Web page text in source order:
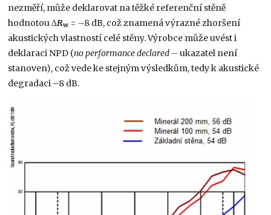
nezměří, může deklarovat na těžké referenční stěně
hodnotou ΔRw = –8 dB, což znamená výrazné zhoršení
akustických vlastností celé stěny. Výrobce může uvést i
deklaraci NPD (no performance declared – ukazatel není
stanoven), což vede ke stejným výsledkům, tedy k akustické
degradaci –8 dB.